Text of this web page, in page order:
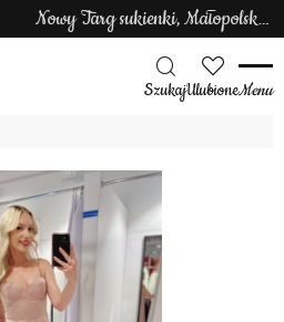
Nowy Targ sukienki, Małopolska sukienki
SzukajUlubioneMenu